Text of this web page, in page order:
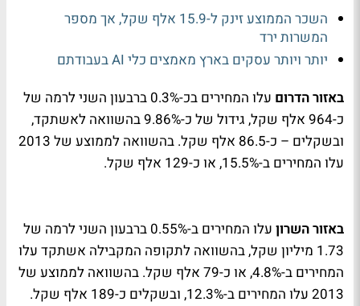
השכר הממוצע זינק ל-15.9 אלף שקל, אך מספר
המשרות ירד
יותר ויותר עסקים בארץ מאמצים כלי AI בעבודתם
באזורהדרום
עלו המחירים בכ-0.3% ברבעון השני לרמה של
כ-964 אלף שקל, גידול של כ-9.86% בהשוואה לאשתקד,
ובשקלים – כ-86.5 אלף שקל. בהשוואה לממוצע של 2013
עלו המחירים ב-15.5%, או כ-129 אלף שקל.
באזורהשרון
עלו המחירים ב-0.55% ברבעון השני לרמה של
1.73 מיליון שקל, בהשוואה לתקופה המקבילה אשתקד עלו
המחירים ב-4.8%, או כ-79 אלף שקל. בהשוואה לממוצע של
2013 עלו המחירים ב-12.3%, ובשקלים כ-189 אלף שקל.